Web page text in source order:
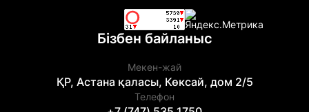
Бізбен байланыс
Мекен-жай
ҚР, Астана қаласы, Көксай, дом 2/5
Телефон